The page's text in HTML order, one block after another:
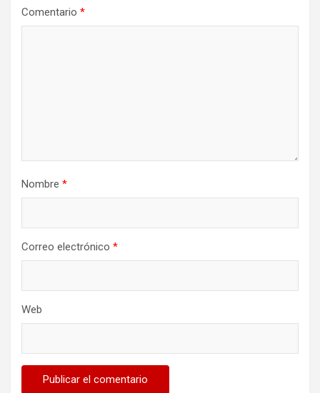
Comentario *
Nombre *
Correo electrónico *
Web